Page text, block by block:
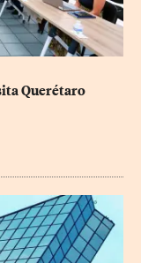
Querétaro